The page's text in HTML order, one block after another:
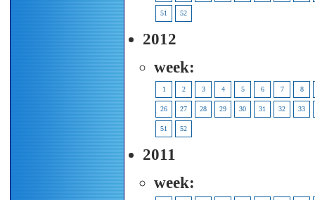
51 52
2012
week:
1 2 3 4 5 6 7 8
26 27 28 29 30 31 32 33
51 52
2011
week: